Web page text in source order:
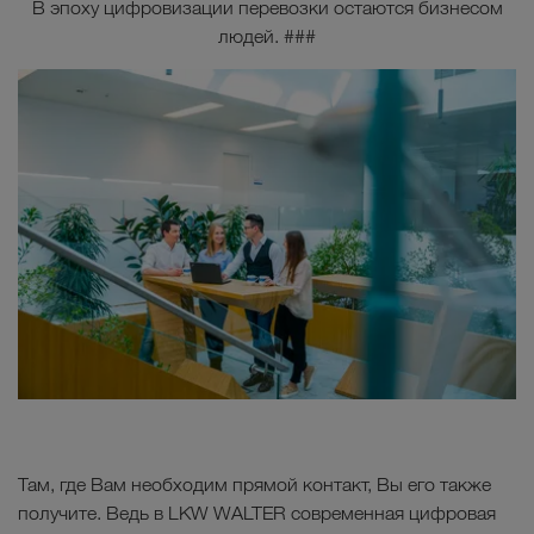
Перевозки Ближний Восток
Грузоперевозки Северная Африка
Перевозки Центральная Азия
Грузоперевозки Россия
В эпоху цифровизации перевозки остаются бизнесом
людей. ###
Там, где Вам необходим прямой контакт, Вы его также
получите. Ведь в LKW WALTER современная цифровая